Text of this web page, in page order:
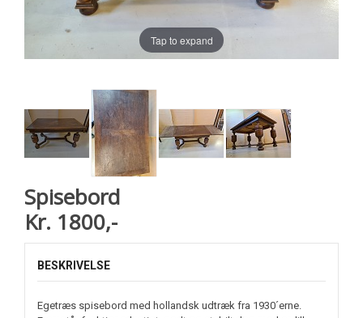
Tap to expand
Spisebord
Kr. 1800,-
BESKRIVELSE
Egetræs spisebord med hollandsk udtræk fra 1930´erne.